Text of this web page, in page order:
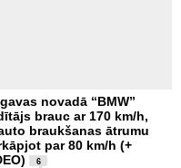
novadā “BMW”
brauc ar 170 km/h,
braukšanas ātrumu
par 80 km/h (+
6